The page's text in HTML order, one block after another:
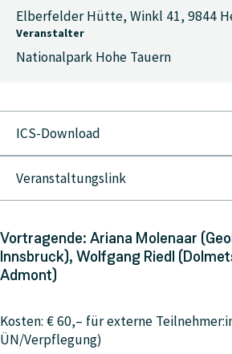
Elberfelder Hütte, Winkl 41, 9844
Veranstalter
Nationalpark Hohe Tauern
ICS-Download
Veranstaltungslink
Vortragende: Ariana Molenaar
Innsbruck), Wolfgang Riedl
Admont)
Kosten: € 60,– für externe
ÜN/Verpflegung)